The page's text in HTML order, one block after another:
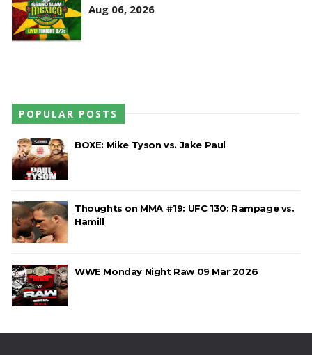
Aug 06, 2026
POPULAR POSTS
BOXE: Mike Tyson vs. Jake Paul
Thoughts on MMA #19: UFC 130: Rampage vs.
Hamill
WWE Monday Night Raw 09 Mar 2026